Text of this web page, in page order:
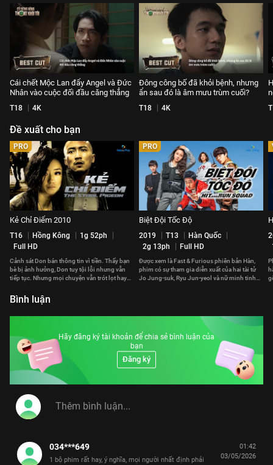
Cái chết Mộc Lan đẩy Angel và Đức
Nhân vào cuộc đối đầu căng thẳng
T18 4K
Đông công bố đã khỏi bệnh, nhưng
ẩn sau đó là âm mưu trùm cuối?
T18 4K
Đề xuất cho bạn
PRO
Kẻ Chỉ Điểm 2010
T16 Hồng Kông
1g 52ph
Full HD
Cảnh sát Don bán thông tin vì tiền. Thấy bạn
bè bị ảnh hưởng, Don tuy tội lỗi nhưng vẫn
tiếp tục. Nhưng mọi chuyện vẫn trót lọt hay
PRO
Biệt Đội Tốc Độ
2019 T13
Hàn Quốc
2g 13ph
Full HD
Được xem là Fast & Furious phiên bản Hàn,
phim có sự tham gia diễn xuất của hai tài tử
Jo Jung-suk, Ryu Jun-yeol và nữ minh tinh
Bình luận
Hãy đăng ký tài khoản để chia sẻ bình luận của
bạn
Đăng ký
034***649
1 bộ phim rất hay, ý nghĩa, mọi người nhất định phải
01:42
03/05/2026